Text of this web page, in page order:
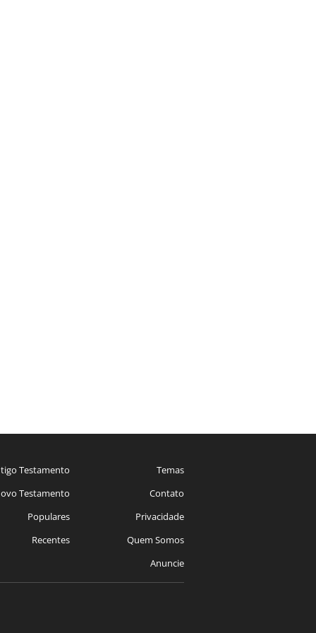
Testamento
Testamento
Populares
Recentes
Temas
Contato
Privacidade
Quem Somos
Anuncie